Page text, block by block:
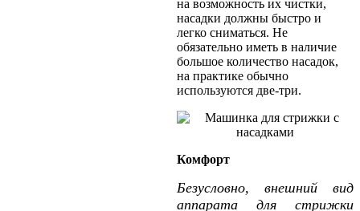
на возможность их чистки,
насадки должны быстро и
легко сниматься. Не
обязательно иметь в наличие
большое количество насадок,
на практике обычно
используются две-три.
Комфорт
Безусловно, внешний вид
аппарата для стрижки